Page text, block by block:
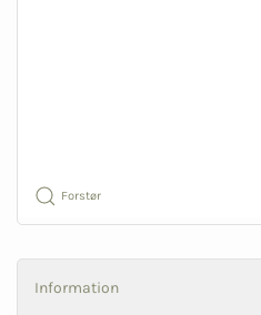
Forstør
Information